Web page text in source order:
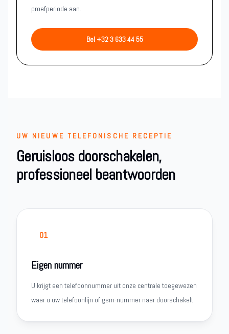
proefperiode aan.
Bel +32 3 633 44 55
UW NIEUWE TELEFONISCHE RECEPTIE
Geruisloos doorschakelen,
professioneel beantwoorden
01
Eigen nummer
U krijgt een telefoonnummer uit onze centrale toegewezen
waar u uw telefoonlijn of gsm-nummer naar doorschakelt.